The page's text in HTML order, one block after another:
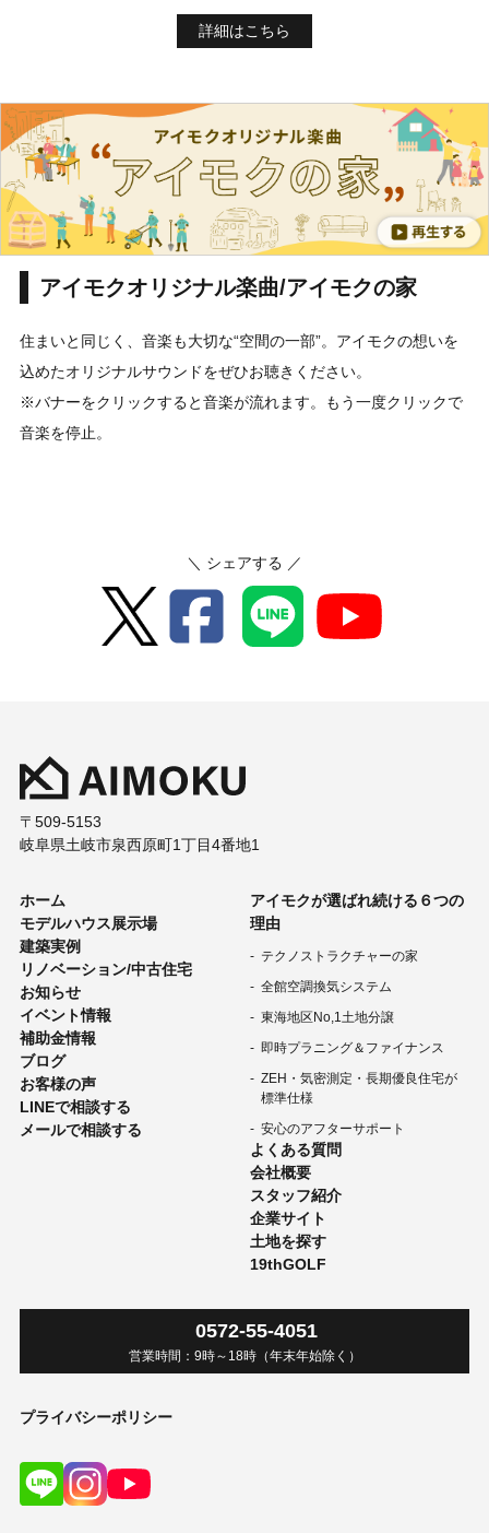
詳細はこちら
アイモクオリジナル楽曲/アイモクの家
住まいと同じく、音楽も大切な“空間の一部”。アイモクの想いを
込めたオリジナルサウンドをぜひお聴きください。
※バナーをクリックすると音楽が流れます。もう一度クリックで
音楽を停止。
＼ シェアする ／
〒509-5153
岐阜県土岐市泉西原町1丁目4番地1
ホーム
モデルハウス展示場
建築実例
リノベーション/中古住宅
お知らせ
イベント情報
補助金情報
ブログ
お客様の声
LINEで相談する
メールで相談する
アイモクが選ばれ続ける６つの
理由
テクノストラクチャーの家
全館空調換気システム
東海地区No,1土地分譲
即時プラニング＆ファイナンス
ZEH・気密測定・長期優良住宅が
標準仕様
安心のアフターサポート
よくある質問
会社概要
スタッフ紹介
企業サイト
土地を探す
19thGOLF
0572-55-4051
営業時間： 9時～ 18時（年末年始除く）
プライバシーポリシー